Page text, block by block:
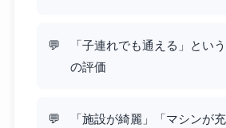
「子連れでも通える」とい
の評価
「施設が綺麗」「マシンが